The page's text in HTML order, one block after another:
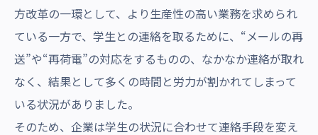
方改革の一環として、より生産性の高い業務を求められ
ている一方で、学生との連絡を取るために、“メールの再
送”や“再荷電”の対応をするものの、なかなか連絡が取れ
なく、結果として多くの時間と労力が割かれてしまって
いる状況がありました。
そのため、企業は学生の状況に合わせて連絡手段を変え